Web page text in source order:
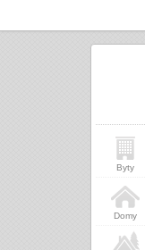
Byty
Domy